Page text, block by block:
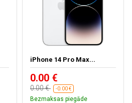
iPhone 14 Pro Max...
0.00 €
0.00 € -0.00 €
Bezmaksas piegāde